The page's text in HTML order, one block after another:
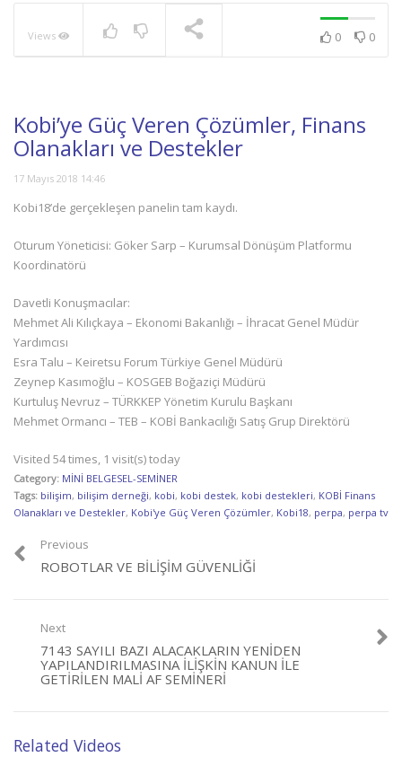
Views 0 0
Kobi’ye Güç Veren Çözümler, Finans
Olanakları ve Destekler
17 Mayıs 2018 14:46
Kobi18’de gerçekleşen panelin tam kaydı.
Oturum Yöneticisi: Göker Sarp – Kurumsal Dönüşüm Platformu
Koordinatörü
Davetli Konuşmacılar:
Mehmet Ali Kılıçkaya – Ekonomi Bakanlığı – İhracat Genel Müdür
Yardımcısı
Esra Talu – Keiretsu Forum Türkiye Genel Müdürü
Zeynep Kasımoğlu – KOSGEB Boğaziçi Müdürü
Kurtuluş Nevruz – TÜRKKEP Yönetim Kurulu Başkanı
Mehmet Ormancı – TEB – KOBİ Bankacılığı Satış Grup Direktörü
Visited 54 times, 1 visit(s) today
Category: MİNİ BELGESEL-SEMİNER
Tags: bilişim, bilişim derneği, kobi, kobi destek, kobi destekleri, KOBİ Finans
Olanakları ve Destekler, Kobi'ye Güç Veren Çözümler, Kobi18, perpa, perpa tv
Previous
ROBOTLAR VE BILIŞIM GÜVENLIĞI
Next
7143 SAYILI BAZI ALACAKLARIN YENIDEN
YAPILANDIRILMASINA İLIŞKIN KANUN ILE
GETIRILEN MALI AF SEMINERI
Related Videos